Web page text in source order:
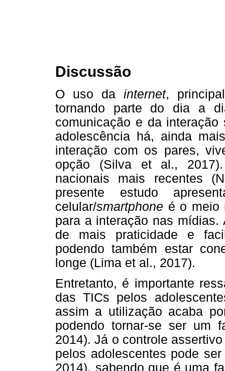
Discussão
O uso dainternet,
tornando parte do dia a
comunicação e da
adolescência há, ainda
interação com os pares,
opção (Silva et al.,
nacionais mais recentes
presente estudo
celular/smartphone é o meio
para a interação nas
de mais praticidade e
podendo também estar
longe (Lima et al., 2017).
Entretanto, é importante
das TICs pelos
assim a utilização acaba
podendo tornar-se ser um
2014). Já o controle
pelos adolescentes pode
2014), sabendo que é uma